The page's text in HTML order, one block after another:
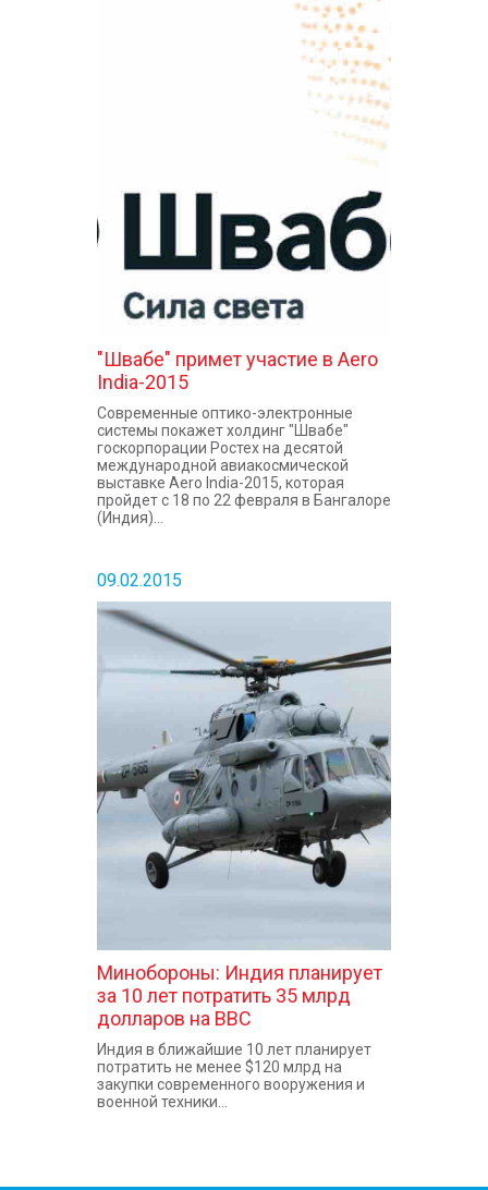
"Швабе" примет участие в Aero
India-2015
Современные оптико-электронные
системы покажет холдинг "Швабе"
госкорпорации Ростех на десятой
международной авиакосмической
выставке Aero India-2015, которая
пройдет с 18 по 22 февраля в Бангалоре
(Индия)...
09.02.2015
Минобороны: Индия планирует
за 10 лет потратить 35 млрд
долларов на ВВС
Индия в ближайшие 10 лет планирует
потратить не менее $120 млрд на
закупки современного вооружения и
военной техники...